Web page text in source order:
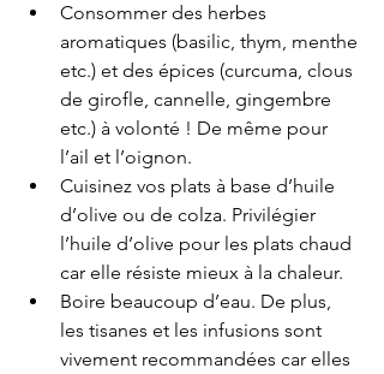
Consommer des herbes
aromatiques (basilic, thym, menthe
etc.) et des épices (curcuma, clous
de girofle, cannelle, gingembre
etc.) à volonté ! De même pour
l’ail et l’oignon.
Cuisinez vos plats à base d’huile
d’olive ou de colza. Privilégier
l’huile d’olive pour les plats chaud
car elle résiste mieux à la chaleur.
Boire beaucoup d’eau. De plus,
les tisanes et les infusions sont
vivement recommandées car elles